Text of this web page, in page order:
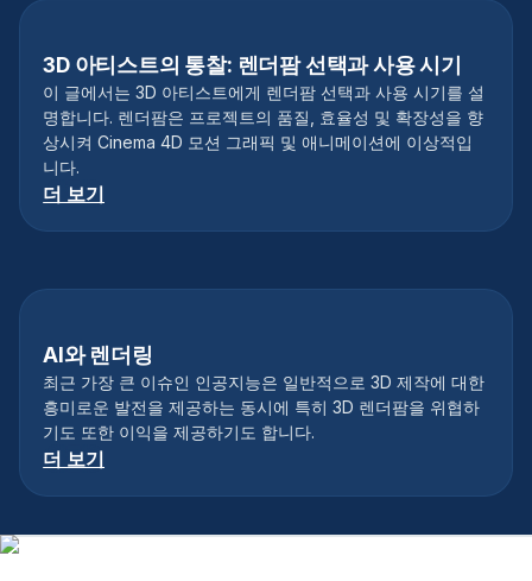
3D 아티스트의 통찰: 렌더팜 선택과 사용 시기
이 글에서는 3D 아티스트에게 렌더팜 선택과 사용 시기를 설
명합니다. 렌더팜은 프로젝트의 품질, 효율성 및 확장성을 향
상시켜 Cinema 4D 모션 그래픽 및 애니메이션에 이상적입
니다.
더 보기
AI와 렌더링
최근 가장 큰 이슈인 인공지능은 일반적으로 3D 제작에 대한
흥미로운 발전을 제공하는 동시에 특히 3D 렌더팜을 위협하
기도 또한 이익을 제공하기도 합니다.
더 보기